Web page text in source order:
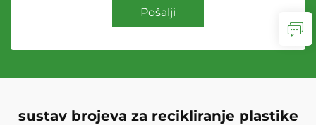
Pošalji
sustav brojeva za recikliranje plastike